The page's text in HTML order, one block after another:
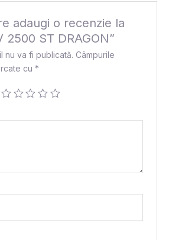
adaugi o recenzie la
2500 ST DRAGON”
nu va fi publicată. Câmpurile
cu*